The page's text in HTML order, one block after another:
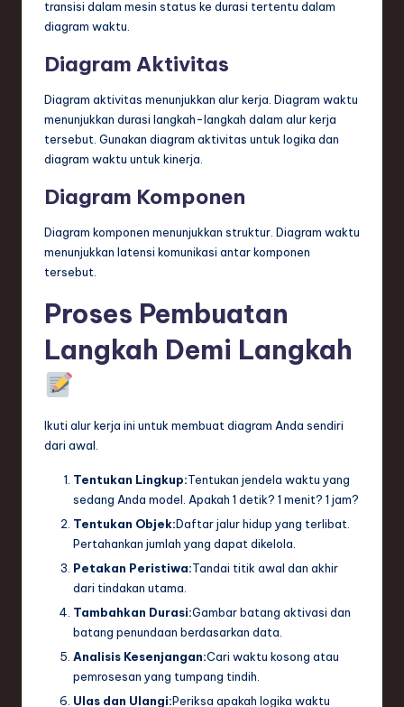
transisi dalam mesin status ke durasi tertentu dalam
diagram waktu.
Diagram Aktivitas
Diagram aktivitas menunjukkan alur kerja. Diagram waktu
menunjukkan durasi langkah-langkah dalam alur kerja
tersebut. Gunakan diagram aktivitas untuk logika dan
diagram waktu untuk kinerja.
Diagram Komponen
Diagram komponen menunjukkan struktur. Diagram waktu
menunjukkan latensi komunikasi antar komponen
tersebut.
Proses Pembuatan
Langkah Demi Langkah
Ikuti alur kerja ini untuk membuat diagram Anda sendiri
dari awal.
Tentukan Lingkup:Tentukan jendela waktu yang
sedang Anda model. Apakah 1 detik? 1 menit? 1 jam?
Tentukan Objek:Daftar jalur hidup yang terlibat.
Pertahankan jumlah yang dapat dikelola.
Petakan Peristiwa:Tandai titik awal dan akhir
dari tindakan utama.
Tambahkan Durasi:Gambar batang aktivasi dan
batang penundaan berdasarkan data.
Analisis Kesenjangan:Cari waktu kosong atau
pemrosesan yang tumpang tindih.
Ulas dan Ulangi:Periksa apakah logika waktu